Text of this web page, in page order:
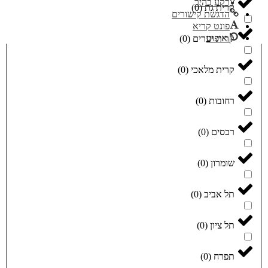
קרית גת(
0
)
קרית יערים (
0
)
קרית מלאכי (
0
)
רחובות (
0
)
רכסים (
0
)
שומרון (
0
)
תל אביב (
0
)
תל ציון (
0
)
תפרח (
0
)
רקע בהיר
הדגשת קישורים
פונט קריא
איפוס